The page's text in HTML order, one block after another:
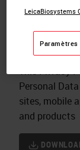
Data
This Privacy
Personal
sites, mobile
and products
LeicaBiosystems